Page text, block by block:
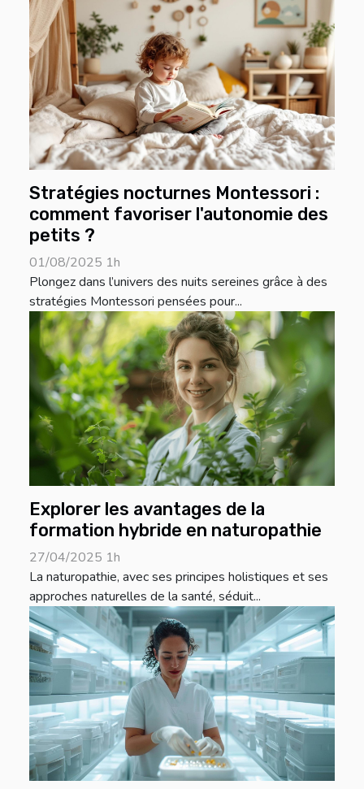
Stratégies nocturnes Montessori :
comment favoriser l'autonomie des
petits ?
01/08/2025 1h
Plongez dans l’univers des nuits sereines grâce à des
stratégies Montessori pensées pour...
Explorer les avantages de la
formation hybride en naturopathie
27/04/2025 1h
La naturopathie, avec ses principes holistiques et ses
approches naturelles de la santé, séduit...